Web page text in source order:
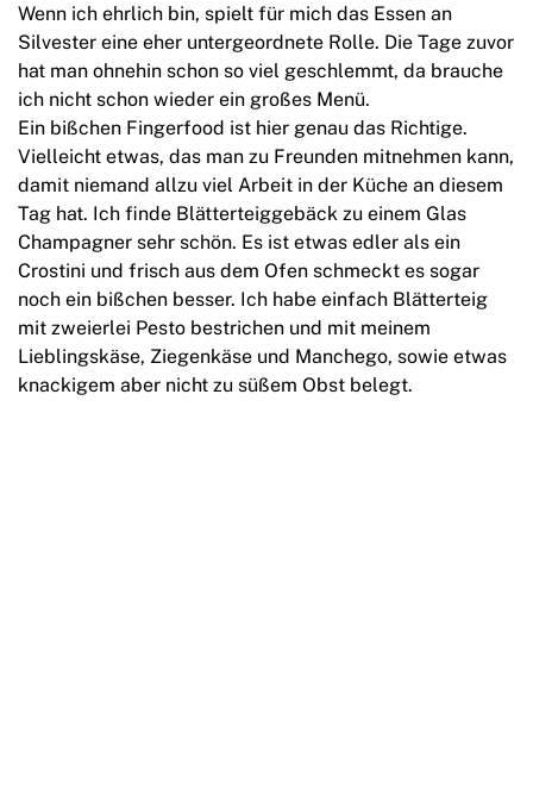
Wenn ich ehrlich bin, spielt für mich das Essen an
Silvester eine eher untergeordnete Rolle. Die Tage zuvor
hat man ohnehin schon so viel geschlemmt, da brauche
ich nicht schon wieder ein großes Menü.
Ein bißchen Fingerfood ist hier genau das Richtige.
Vielleicht etwas, das man zu Freunden mitnehmen kann,
damit niemand allzu viel Arbeit in der Küche an diesem
Tag hat. Ich finde Blätterteiggebäck zu einem Glas
Champagner sehr schön. Es ist etwas edler als ein
Crostini und frisch aus dem Ofen schmeckt es sogar
noch ein bißchen besser. Ich habe einfach Blätterteig
mit zweierlei Pesto bestrichen und mit meinem
Lieblingskäse, Ziegenkäse und Manchego, sowie etwas
knackigem aber nicht zu süßem Obst belegt.